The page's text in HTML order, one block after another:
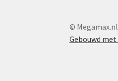
©
Gebouwd